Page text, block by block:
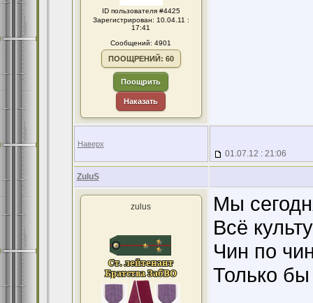
ID пользователя #4425
Зарегистрирован: 10.04.11 :
17:41
Сообщений: 4901
ПООЩРЕНИЙ: 60
Поощрить
Наказать
Наверх
01.07.12 : 21:06
ZuluS
zulus
Мы
Всё
Чин по
Только бы